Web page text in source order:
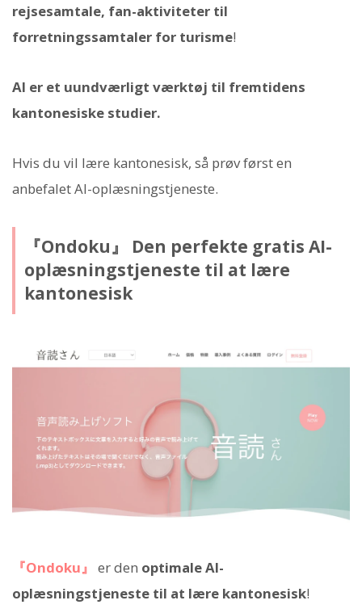
rejsesamtale, fan-aktiviteter til
forretningssamtaler for turisme!
AI er et uundværligt værktøj til fremtidens
kantonesiske studier.
Hvis du vil lære kantonesisk, så prøv først en
anbefalet AI-oplæsningstjeneste.
『Ondoku』 Den perfekte gratis AI-
oplæsningstjeneste til at lære
kantonesisk
『Ondoku』 er den optimale AI-
oplæsningstjeneste til at lære kantonesisk!